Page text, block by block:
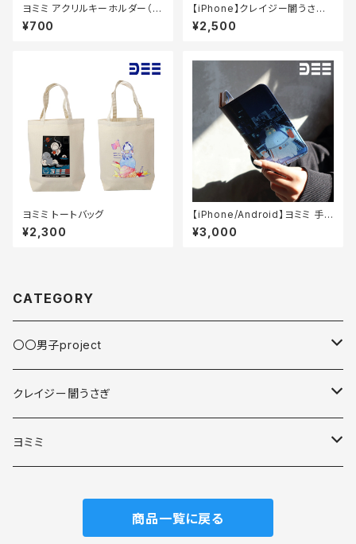
ヨミミ アクリルキーホルダー（ド
リンク）70×70mm
¥700
【iPhone】クレイジー闇うさぎ
マットコートケース（キセカエピ
ンク）
¥2,500
ヨミミ トートバッグ
¥2,300
【iPhone/Android】ヨミミ 手
帳型スマホケース
¥3,000
CATEGORY
〇〇男子project
缶バッジ
スマホアクセサリ
クレイジー闇うさぎ
スマホアクセサリ
ヨミミ
アクリルキーホルダー
商品一覧に戻る